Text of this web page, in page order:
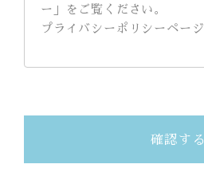
ー」をご覧ください。
プライバシーポリシーペー